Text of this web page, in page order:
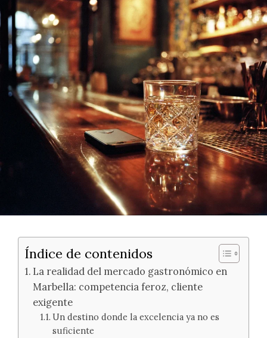
Índice de contenidos
La realidad del mercado gastronómico en
Marbella: competencia feroz, cliente
exigente
Un destino donde la excelencia ya no es
suficiente